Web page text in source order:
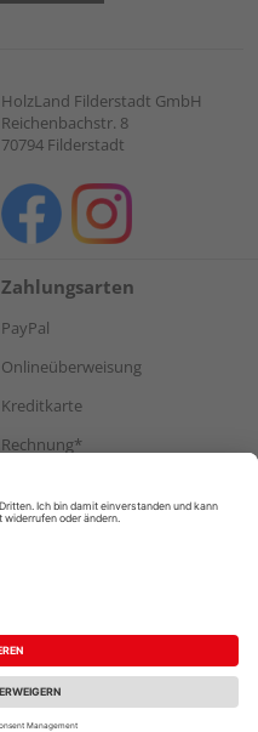
HolzLand Filderstadt GmbH
Reichenbachstr. 8
70794 Filderstadt
Zahlungsarten
PayPal
Onlineüberweisung
Kreditkarte
Rechnung*
Versand
Widerruf
Datenschutz
Vertrag widerrufen